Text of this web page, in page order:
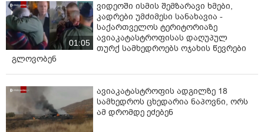
01:05
ვიდეოში ისმის შემზარავი ხმები,
კადრები უმძიმესი სანახავია -
საქართველოს ტერიტორიაზე
ავიაკატასტროფისას დაღუპულ
თურქ სამხედროებს ოჯახის წევრები
გლოვობენ
ავიაკატასტროფის ადგილზე 18
სამხედროს ცხედარია ნაპოვნი, ორს
ამ დრომდე ეძებენ